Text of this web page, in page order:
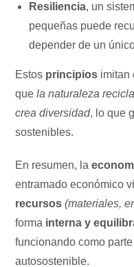
Resiliencia, un
pequeñas puede
depender de un
Estos principios
quela naturaleza
crea diversidad, lo que
sostenibles.
En resumen, la
entramado económico
recursos (materiales,
forma interna y
funcionando como
autosostenible.